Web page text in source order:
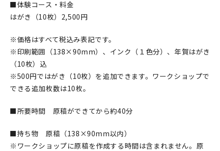
■体験コース・料金
はがき（10枚）2,500円
※価格はすべて税込み表記です。
※印刷範囲（138×90mm）、インク（１色分）、年賀はがき
（10枚）込
※500円ではがき（10枚）を追加できます。ワークショップで
できる追加枚数は10枚。
■所要時間 原稿ができてから約40分
■持ち物 原稿（138×90mm以内）
※ワークショップに原稿を作成する時間は含まれません。原